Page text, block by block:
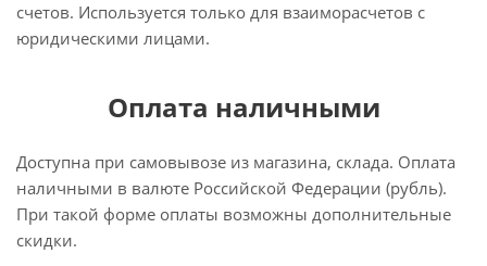
счетов. Используется только для взаиморасчетов с
юридическими лицами.
Оплата наличными
Доступна при самовывозе из магазина, склада. Оплата
наличными в валюте Российской Федерации (рубль).
При такой форме оплаты возможны дополнительные
скидки.